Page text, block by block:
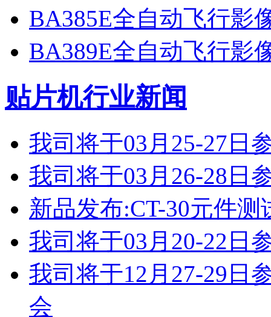
BA385E全自动飞行影
BA389E全自动飞行影
贴片机行业新闻
我司将于03月25-27日
我司将于03月26-28日
新品发布:CT-30元件测
我司将于03月20-22日
我司将于12月27-29日
会